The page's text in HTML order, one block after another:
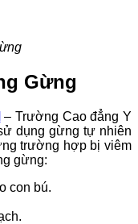
Gừng
– Trường Cao đẳng Y
dụng gừng tự nhiên
trường hợp bị viêm
gừng:
con bú.